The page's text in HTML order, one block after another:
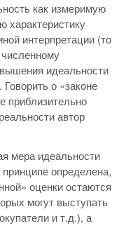
как измеримую
характеристику
интерпретации (то
идеальности
о «законе
приблизительно
автор
мера идеальности
определена,
оценки остаются
могут выступать
и т.д.), а